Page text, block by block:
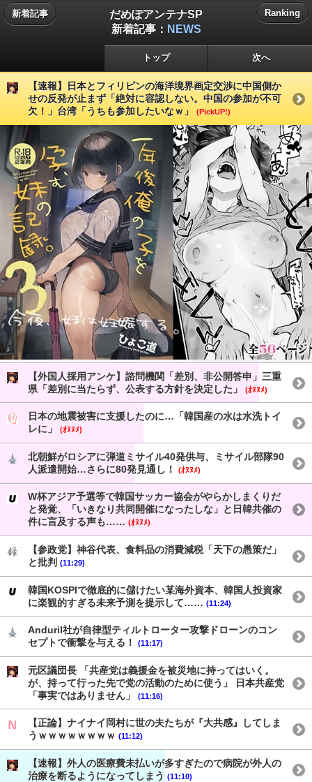
新着記事
だめぽアンテナSP
新着記事： NEWS
Ranking
トップ 次へ
【速報】日本とフィリピンの海洋境界画定交渉に中国側か
せの反発が止まず「絶対に容認しない。中国の参加が不可
欠！」台湾「うちも参加したいなｗ」
(PickUP!)
【外国人採用アンケ】諮問機関「差別、非公開答申」三重
県「差別に当たらず、公表する方針を決定した」
(ｵﾇﾇﾒ)
日本の地震被害に支援したのに…「韓国産の水は水洗トイ
レに」
(ｵﾇﾇﾒ)
北朝鮮がロシアに弾道ミサイル40発供与、ミサイル部隊90
人派遣開始…さらに80発見通し！
(ｵﾇﾇﾒ)
W杯アジア予選等で韓国サッカー協会がやらかしまくりだ
と発覚、「いきなり共同開催になったしな」と日韓共催の
件に言及する声も…… (ｵﾇﾇﾒ)
【参政党】神谷代表、食料品の消費減税「天下の愚策だ」
と批判 (11:29)
韓国KOSPIで徹底的に儲けたい某海外資本、韓国人投資家
に楽観的すぎる未来予測を提示して…… (11:24)
Anduril社が自律型ティルトローター攻撃ドローンのコン
セプトで衝撃を与える！
(11:17)
元区議団長 「共産党は義援金を被災地に持ってはいく。
が、持って行った先で党の活動のために使う」 日本共産党
「事実ではありません」
(11:16)
【正論】ナイナイ岡村に世の夫たちが『大共感』してしま
うｗｗｗｗｗｗｗｗ (11:12)
【速報】外人の医療費未払いが多すぎたので病院が外人の
治療を断るようになってしまう (11:10)